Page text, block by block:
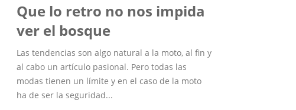
Que lo retro no nos impida
ver el bosque
Las tendencias son algo natural a la moto, al fin y
al cabo un artículo pasional. Pero todas las
modas tienen un límite y en el caso de la moto
ha de ser la seguridad...